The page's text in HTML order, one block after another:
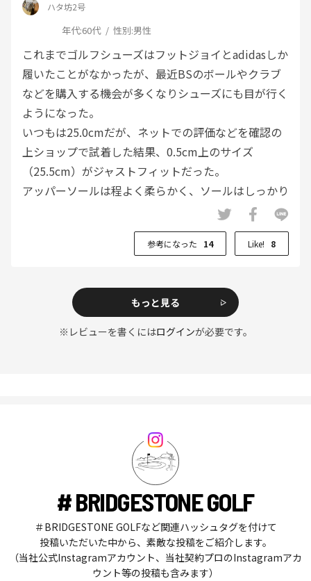
ハタ坊2号
年代:60代 性別:男性
これまでゴルフシューズはフットジョイとadidasしか
履いたことがなかったが、最近BSのボールやクラブ
などを購入する機会が多くなりシューズにも目が行く
ようになった。
いつもは25.0cmだが、ネットでの評価などを確認の
上ショップで試着した結果、0.5cm上のサイズ
（25.5cm）がジャストフィットだった。
アッパーソールは程よく柔らかく、ソールはしっかり
友人がBSの靴は軽いので一度履いたら元に戻れない
と言っていたが、私は軽いより少し重い方が好みなの
参考になった 14 Like! 8
もっと見る
※レビューを書くにはログインが必要です。
# BRIDGESTONE GOLF
＃BRIDGESTONE GOLFなど関連ハッシュタグを付けて
投稿いただいた中から、素敵な投稿をご紹介します。
（当社公式Instagramアカウント、当社契約プロのInstagramアカ
ウント等の投稿も含みます）